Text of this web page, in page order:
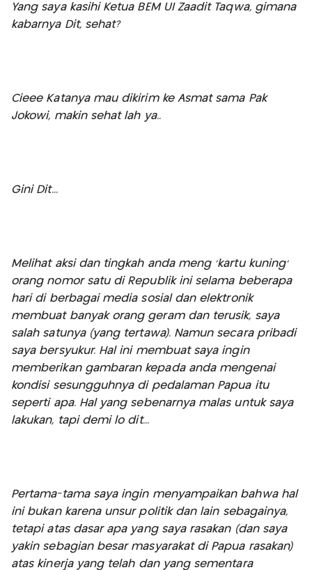
Yang saya kasihi Ketua BEM UI Zaadit Taqwa, gimana
kabarnya Dit, sehat?
Cieee Katanya mau dikirim ke Asmat sama Pak
Jokowi, makin sehat lah ya..
Gini Dit...
Melihat aksi dan tingkah anda meng ’kartu kuning’
orang nomor satu di Republik ini selama beberapa
hari di berbagai media sosial dan elektronik
membuat banyak orang geram dan terusik, saya
salah satunya (yang tertawa). Namun secara pribadi
saya bersyukur. Hal ini membuat saya ingin
memberikan gambaran kepada anda mengenai
kondisi sesungguhnya di pedalaman Papua itu
seperti apa. Hal yang sebenarnya malas untuk saya
lakukan, tapi demi lo dit...
Pertama-tama saya ingin menyampaikan bahwa hal
ini bukan karena unsur politik dan lain sebagainya,
tetapi atas dasar apa yang saya rasakan (dan saya
yakin sebagian besar masyarakat di Papua rasakan)
atas kinerja yang telah dan yang sementara